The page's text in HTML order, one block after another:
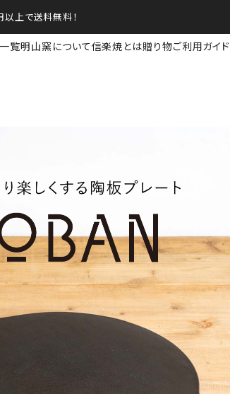
上で送料無料！
覧明山窯について信楽焼とは贈り物ご利用ガイド